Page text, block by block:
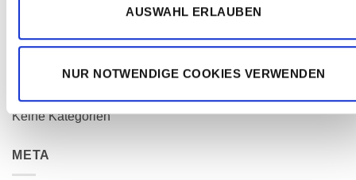
AUSWAHL ERLAUBEN
NUR NOTWENDIGE COOKIES VERWENDEN
KATEGORIEN
Keine Kategorien
META